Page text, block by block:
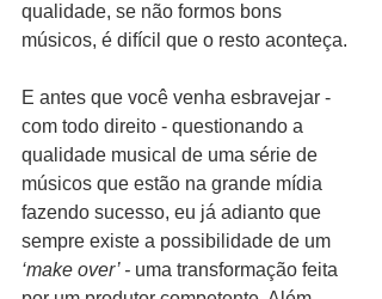
qualidade, se não formos bons
músicos, é difícil que o resto aconteça.
E antes que você venha esbravejar -
com todo direito - questionando a
qualidade musical de uma série de
músicos que estão na grande mídia
fazendo sucesso, eu já adianto que
sempre existe a possibilidade de um
‘make over’ - uma transformação feita